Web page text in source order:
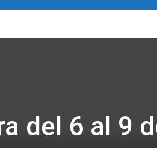
del 6 al 9